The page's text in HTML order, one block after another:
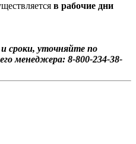
в рабочие дни
сроки, уточняйте по
менеджера: 8-800-234-38-